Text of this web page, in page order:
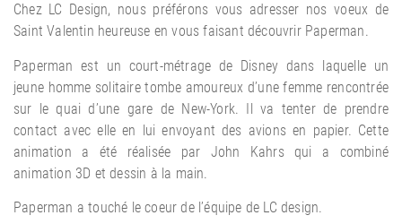
Chez LC Design, nous préférons vous adresser nos voeux de
Saint Valentin heureuse en vous faisant découvrir Paperman.
Paperman est un court-métrage de Disney dans laquelle un
jeune homme solitaire tombe amoureux d’une femme rencontrée
sur le quai d’une gare de New-York. Il va tenter de prendre
contact avec elle en lui envoyant des avions en papier. Cette
animation a été réalisée par John Kahrs qui a combiné
animation 3D et dessin à la main.
Paperman a touché le coeur de l’équipe de LC design.